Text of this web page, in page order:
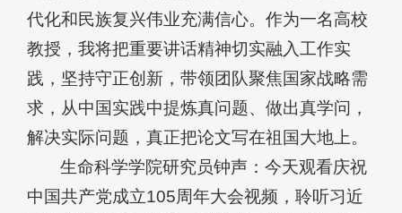
代化和民族复兴伟业充满信心。作为一名高校
教授，我将把重要讲话精神切实融入工作实
践，坚持守正创新，带领团队聚焦国家战略需
求，从中国实践中提炼真问题、做出真学问，
解决实际问题，真正把论文写在祖国大地上。
生命科学学院研究员钟声：今天观看庆祝
中国共产党成立105周年大会视频，聆听习近